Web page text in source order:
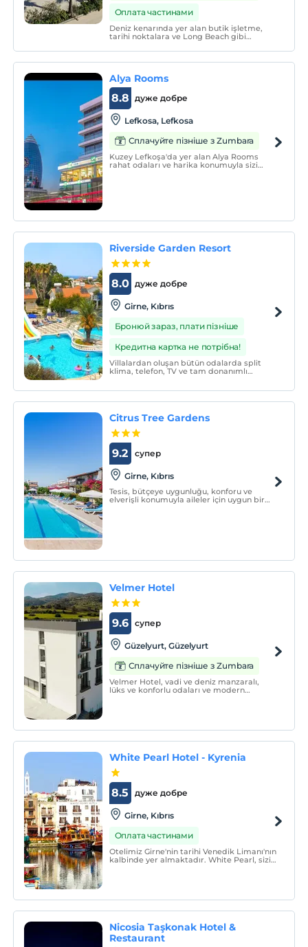
Оплата частинами
Deniz kenarında yer alan butik işletme,
tarihi noktalara ve Long Beach gibi
konumdadır. Lemar Süpermarket yalnızca
500 metre mesafededir.
Alya Rooms
дуже добре
8.8
Lefkosa, Lefkosa
Сплачуйте пізніше з Zumbara
Kuzey Lefkoşa'da yer alan Alya Rooms
rahat odaları ve harika konumuyla sizi
Riverside Garden Resort
дуже добре
8.0
Girne, Kıbrıs
Бронюй зараз, плати пізніше
Кредитна картка не потрібна!
Villalardan oluşan bütün odalarda split
klima, telefon, TV ve tam donanımlı
Citrus Tree Gardens
супер
9.2
Girne, Kıbrıs
Tesis, bütçeye uygunluğu, konforu ve
elverişli konumuyla aileler için uygun bir
Velmer Hotel
супер
9.6
Güzelyurt, Güzelyurt
Сплачуйте пізніше з Zumbara
Velmer Hotel, vadi ve deniz manzaralı,
lüks ve konforlu odaları ve modern
White Pearl Hotel - Kyrenia
дуже добре
8.5
Girne, Kıbrıs
Оплата частинами
Otelimiz Girne'nin tarihi Venedik Limanı'nın
kalbinde yer almaktadır. White Pearl, sizi
Nicosia Taşkonak Hotel &
Restaurant